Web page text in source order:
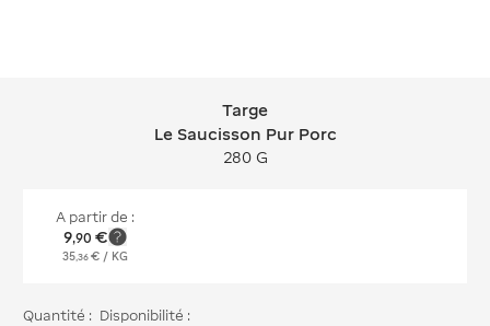
Targe Le Saucisson Pur Porc
Targe
Le Saucisson Pur Porc
280 G
A partir de :
9,90 €
35,36 € / KG
Quantité : Disponibilité :